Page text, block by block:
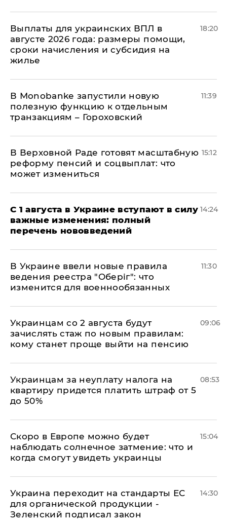
Выплаты для украинских ВПЛ в
августе 2026 года: размеры помощи,
сроки начисления и субсидия на
жилье
18:20
В Мonobankе запустили новую
полезную функцию к отдельным
транзакциям – Гороховский
11:39
В Верховной Раде готовят масштабную
реформу пенсий и соцвыплат: что
может измениться
15:12
С 1 августа в Украине вступают в силу
важные изменения: полный
перечень нововведений
14:24
В Украине ввели новые правила
ведения реестра "Оберіг": что
изменится для военнообязанных
11:30
Украинцам со 2 августа будут
зачислять стаж по новым правилам:
кому станет проще выйти на пенсию
09:06
Украинцам за неуплату налога на
квартиру придется платить штраф от 5
до 50%
08:53
Скоро в Европе можно будет
наблюдать солнечное затмение: что и
когда смогут увидеть украинцы
15:04
Украина переходит на стандарты ЕС
для органической продукции -
Зеленский подписал закон
14:30